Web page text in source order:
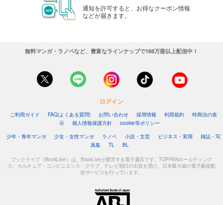
通知を許可すると、お得なクーポン情報
などが届きます。
無料マンガ・ラノベなど、豊富なラインナップで188万冊以上配信中！
ログイン
ご利用ガイド FAQ(よくある質問) お問い合わせ 採用情報 利用規約
特商法の表
示
個人情報保護方針
cookie等ポリシー
少年・青年マンガ
少女・女性マンガ ラノベ 小説・文芸 ビジネス・実用
雑誌・写
真集
TL BL
ブックライブ（BookLive!）は、BookLiveが運営する電子書店です。TOPPANホールディング
ス、カルチュア・コンビニエンス・クラブ、テレビ朝日の出資を受け、日本最大級の電子書籍配
信サービスを行っています。